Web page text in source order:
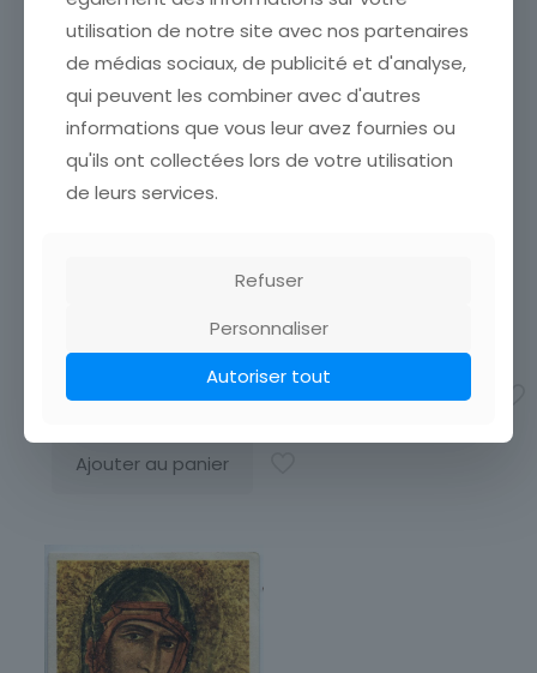
ÉTAT VOIR SCAN Cumulez
boutique afin de réduire
vos frais de port. Emballage
Ajouter au panier
CANIVET S GIUSTINA
vos frais de port. Emballage
2,40€
Ajouter au panier
utilisation de notre site avec nos partenaires
de médias sociaux, de publicité et d'analyse,
qui peuvent les combiner avec d'autres
informations que vous leur avez fournies ou
qu'ils ont collectées lors de votre utilisation
de leurs services.
Refuser
Personnaliser
Autoriser tout